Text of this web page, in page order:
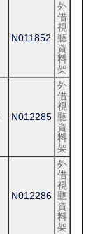
N011852
外
借
視
聽
資
料
架
N012285
外
借
視
聽
資
料
架
N012286
外
借
視
聽
資
料
架